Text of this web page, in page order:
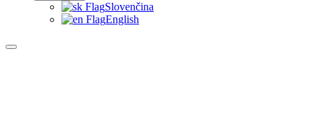
Slovenčina
English